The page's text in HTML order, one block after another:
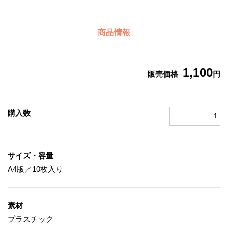
商品情報
販売価格 1,100円
購入数
サイズ・容量
A4版／10枚入り
素材
プラスチック